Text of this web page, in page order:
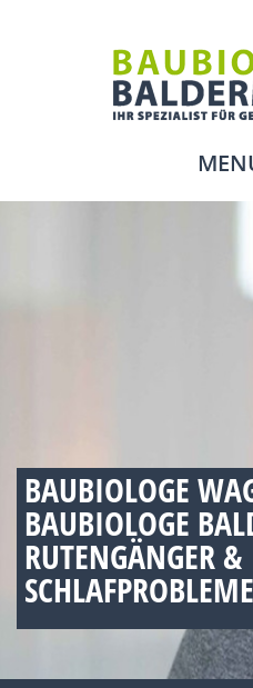
BAUBIOLOGE
BAUBIOLOGE
RUTENGÄNGER &
SCHLAFPROBLEME